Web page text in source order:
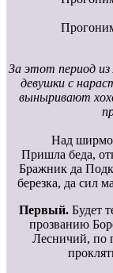
За этот период
девушки с
выныривают
Над
Пришла беда,
Бражник да
березка, да сил
Первый. Будет
прозванию
Лесничий, по